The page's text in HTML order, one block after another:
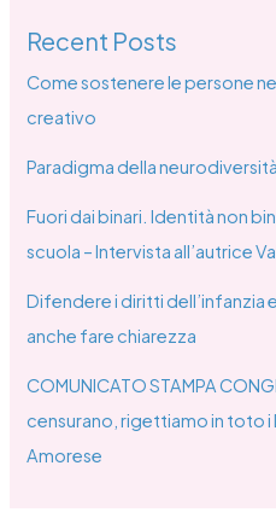
Recent Posts
Come sostenere le persone
creativo
Paradigma della neurodiversità
Fuori dai binari. Identità non
scuola – Intervista all’autrice
Difendere i diritti dell’infanzia
anche fare chiarezza
COMUNICATO STAMPA
censurano, rigettiamo in toto i
Amorese